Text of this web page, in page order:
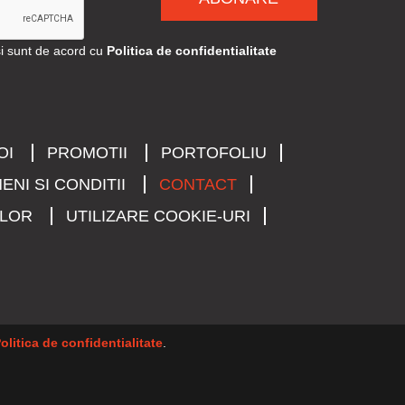
sunt de acord cu Politica de confidentialitate
PROMOTII
PORTOFOLIU
SI CONDITII
CONTACT
UTILIZARE COOKIE-URI
de confidentialitate